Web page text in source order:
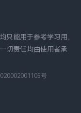
只能用于参考学习用，
切责任均由使用者承
号